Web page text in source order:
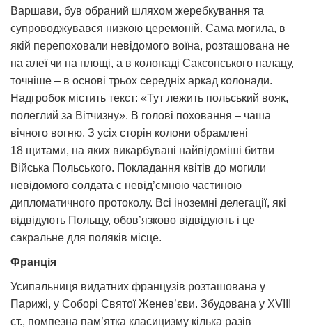
Варшави, був обраний шляхом жеребкування та
супроводжувався низкою церемоній. Сама могила, в
якій перепоховали невідомого воїна, розташована не
на алеї чи на площі, а в колонаді Саксонського палацу,
точніше – в основі трьох середніх аркад колонади.
Надгробок містить текст: «Тут лежить польський вояк,
полеглий за Вітчизну». В голові поховання – чаша
вічного вогню. З усіх сторін колони обрамлені
18 щитами, на яких викарбувані найвідоміші битви
Війська Польського. Покладання квітів до могили
невідомого солдата є невід’ємною частиною
дипломатичного протоколу. Всі іноземні делегації, які
відвідують Польщу, обов’язково відвідують і це
сакральне для поляків місце.
Франція
Усипальниця видатних французів розташована у
Парижі, у Соборі Святої Женев’єви. Збудована у XVIII
ст., помпезна пам’ятка класицизму кілька разів